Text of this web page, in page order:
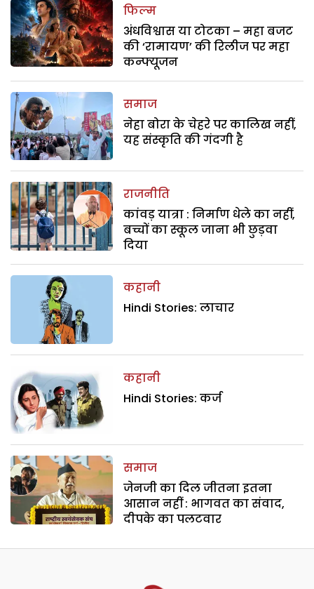
फिल्म
अंधविश्वास या टोटका – महा बजट
की ‘रामायण’ की रिलीज पर महा
कन्फ्यूजन
समाज
नेहा बोरा के चेहरे पर कालिख नहीं,
यह संस्कृति की गंदगी है
राजनीति
कांवड़ यात्रा : निर्माण धेले का नहीं,
बच्चों का स्कूल जाना भी छुड़वा
दिया
कहानी
Hindi Stories: लाचार
कहानी
Hindi Stories: कर्ज
समाज
जेनजी का दिल जीतना इतना
आसान नहीं : भागवत का संवाद,
दीपके का पलटवार